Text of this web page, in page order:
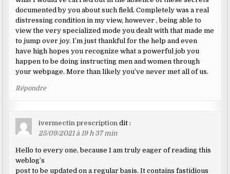
documented by you about such field. Completely was a real
distressing condition in my view, however , being able to
view the very specialized mode you dealt with that made me
to jump over joy. I’m just thankful for the help and even
have high hopes you recognize what a powerful job you
happen to be doing instructing men and women through
your webpage. More than likely you’ve never met all of us.
Répondre
ivermectin prescription dit :
25/09/2021 à 19 h 37 min
Hello to every one, because I am truly eager of reading this
weblog’s
post to be updated on a regular basis. It contains fastidious